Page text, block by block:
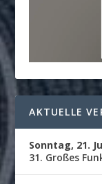
AKTUELLE
Sonntag, 21.
31. Großes